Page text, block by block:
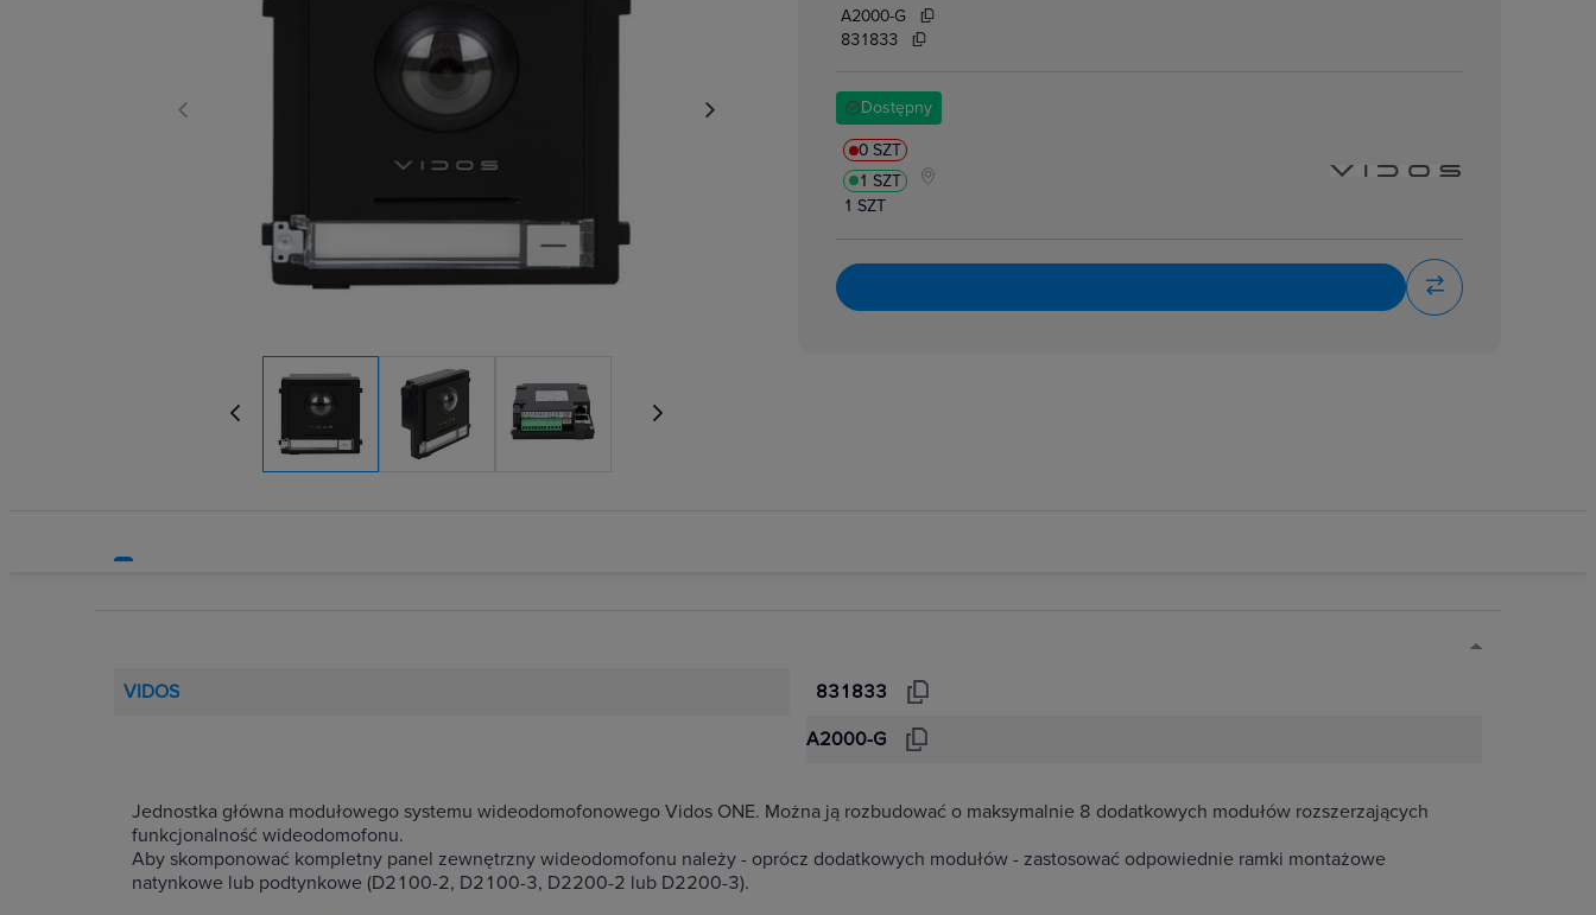
Oświetlenie
Plakietki sterujące
Pozostałe akcesoria
Stacje pogodowe
Zegary i elementy sterujące
Zestawy startowe i rozszerzające
Zasilacze
A2000-G
831833
Dostępny
0 SZT
1 SZT
1 SZT
VIDOS
831833
A2000-G
Jednostka główna modułowego systemu wideodomofonowego Vidos ONE. Można ją rozbudować o maksymalnie 8 dodatkowych modułów rozszerzających
funkcjonalność wideodomofonu.
Aby skomponować kompletny panel zewnętrzny wideodomofonu należy - oprócz dodatkowych modułów - zastosować odpowiednie ramki montażowe
natynkowe lub podtynkowe (D2100-2, D2100-3, D2200-2 lub D2200-3).